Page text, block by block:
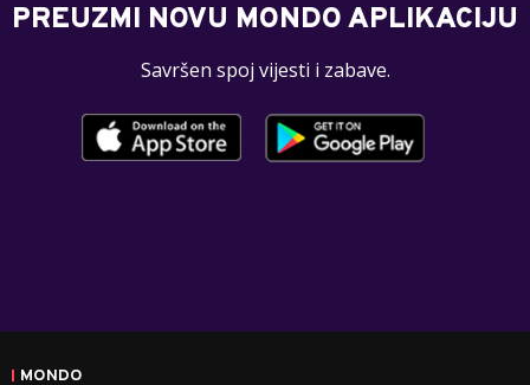
PREUZMI NOVU MONDO APLIKACIJU
Savršen spoj vijesti i zabave.
MONDO